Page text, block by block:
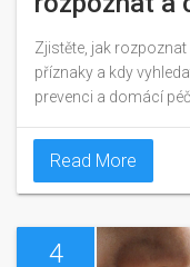
Zjistěte, jak
příznaky a kdy
prevenci a domácí
Read More
4